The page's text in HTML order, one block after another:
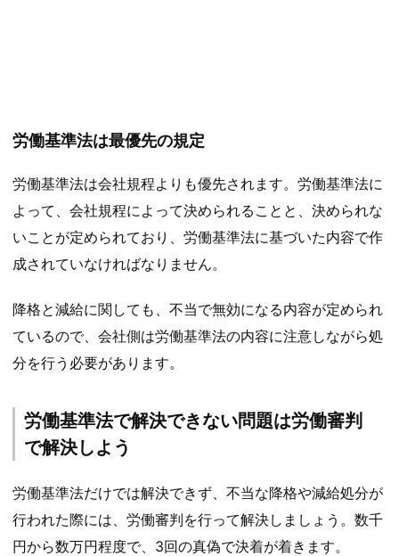
労働基準法は最優先の規定
労働基準法は会社規程よりも優先されます。労働基準法に
よって、会社規程によって決められることと、決められな
いことが定められており、労働基準法に基づいた内容で作
成されていなければなりません。
降格と減給に関しても、不当で無効になる内容が定められ
ているので、会社側は労働基準法の内容に注意しながら処
分を行う必要があります。
労働基準法で解決できない問題は労働審判
で解決しよう
労働基準法だけでは解決できず、不当な降格や減給処分が
行われた際には、労働審判を行って解決しましょう。数千
円から数万円程度で、3回の真偽で決着が着きます。